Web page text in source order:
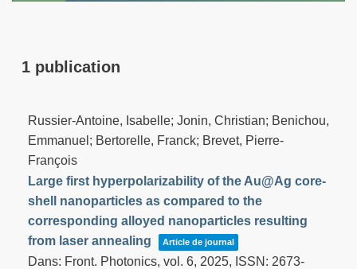
1 publication
Russier-Antoine, Isabelle; Jonin, Christian; Benichou,
Emmanuel; Bertorelle, Franck; Brevet, Pierre-
François
Large first hyperpolarizability of the Au@Ag core-
shell nanoparticles as compared to the
corresponding alloyed nanoparticles resulting
from laser annealing
Article de journal
Dans: Front. Photonics, vol. 6, 2025, ISSN: 2673-